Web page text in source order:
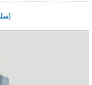
عالية الدقة C-الإطار المطاط آلة حقن (C سلسلة)